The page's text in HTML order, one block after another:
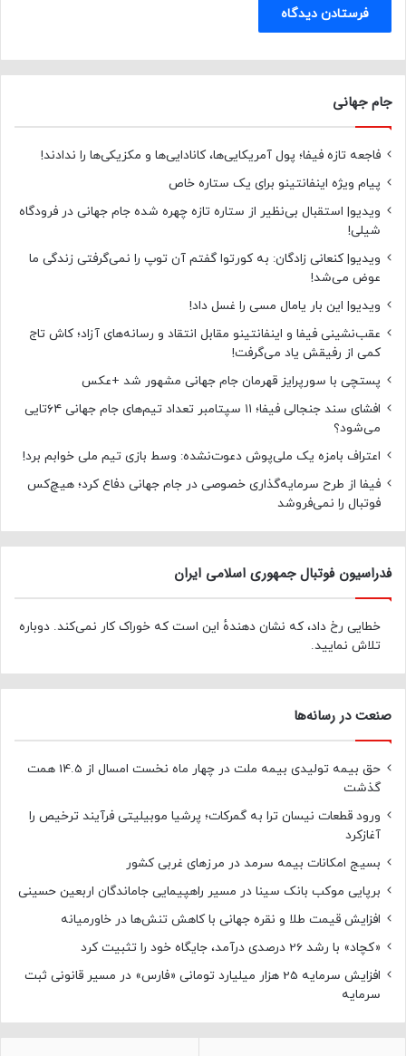
جام جهانی
فاجعه تازه فیفا؛ پول آمریکایی‌ها، کانادایی‌ها و مکزیکی‌ها را ندادند!
پیام ویژه اینفانتینو برای یک ستاره خاص
ویدیو| استقبال بی‌نظیر از ستاره تازه چهره شده جام جهانی در فرودگاه
شیلی!
ویدیو| کنعانی زادگان: به کورتوا گفتم آن توپ را نمی‌گرفتی زندگی ما
عوض می‌شد!
ویدیو| این بار یامال مسی را غسل داد!
عقب‌نشینی فیفا و اینفانتینو مقابل انتقاد و رسانه‌های آزاد؛ کاش تاج
کمی از رفیقش یاد می‌گرفت!
پستچی با سورپرایز قهرمان جام جهانی مشهور شد +عکس
افشای سند جنجالی فیفا؛ ۱۱ سپتامبر تعداد تیم‌های جام جهانی ۶۴تایی
می‌شود؟
اعتراف بامزه یک ملی‌پوش دعوت‌نشده: وسط بازی تیم ملی خوابم برد!
فیفا از طرح سرمایه‌گذاری خصوصی در جام جهانی دفاع کرد؛ هیچ‌کس
فوتبال را نمی‌فروشد
فدراسیون فوتبال جمهوری اسلامی ایران
خطایی رخ داد، که نشان دهندهٔ این است که خوراک کار نمی‌کند. دوباره
تلاش نمایید.
صنعت در رسانه‌ها
حق بیمه تولیدی بیمه ملت در چهار ماه نخست امسال از 14.5 همت
گذشت
ورود قطعات نیسان ترا به گمرکات؛ پرشیا موبیلیتی فرآیند ترخیص را
آغازکرد
بسیج امکانات بیمه سرمد در مرزهای غربی کشور
برپایی موکب بانک سینا در مسیر راهپیمایی جاماندگان اربعین حسینی
افزایش قیمت طلا و نقره جهانی با کاهش تنش‌ها در خاورمیانه
«کچاد» با رشد 26 درصدی درآمد، جایگاه خود را تثبیت کرد
افزایش سرمایه 25 هزار میلیارد تومانی «فارس» در مسیر قانونی ثبت
سرمایه